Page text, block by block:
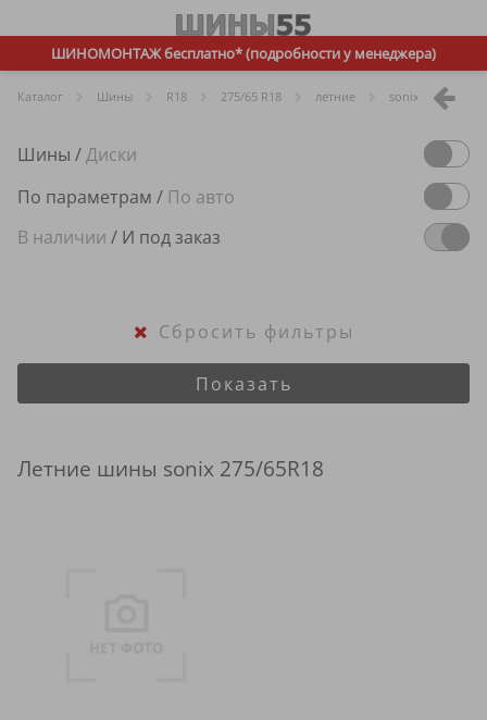
ШИНОМОНТАЖ бесплатно* (подробности у менеджера)
Каталог Шины R18 275/65 R18 летние sonix
Шины /Диски
По параметрам / По авто
В наличии / И под заказ
Показать
Сбросить фильтры
Летние шины sonix 275/65R18